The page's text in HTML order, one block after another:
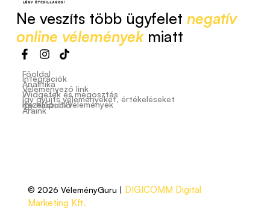
Ne veszíts több ügyfelet negatív
online véleményekmiatt
Főoldal
Integrációk
Analitika
Véleményező link
Widgetek és megosztás
Így gyűjts véleményeket, értékeléseket
Kezelőpult/Vélemények
Így használd
Áraink
© 2026 VéleményGuru | DIGICOMM Digital
Marketing Kft.